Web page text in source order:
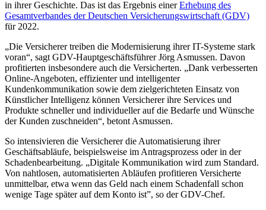
in ihrer Geschichte. Das ist das Ergebnis einerErhebung des
Gesamtverbandes der Deutschen Versicherungswirtschaft (GDV)
für 2022.
„Die Versicherer treiben die Modernisierung ihrer IT-Systeme stark
voran“, sagt GDV-Hauptgeschäftsführer Jörg Asmussen. Davon
profitierten insbesondere auch die Versicherten. „Dank verbesserten
Online-Angeboten, effizienter und intelligenter
Kundenkommunikation sowie dem zielgerichteten Einsatz von
Künstlicher Intelligenz können Versicherer ihre Services und
Produkte schneller und individueller auf die Bedarfe und Wünsche
der Kunden zuschneiden“, betont Asmussen.
So intensivieren die Versicherer die Automatisierung ihrer
Geschäftsabläufe, beispielsweise im Antragsprozess oder in der
Schadenbearbeitung. „Digitale Kommunikation wird zum Standard.
Von nahtlosen, automatisierten Abläufen profitieren Versicherte
unmittelbar, etwa wenn das Geld nach einem Schadenfall schon
wenige Tage später auf dem Konto ist”, so der GDV-Chef.